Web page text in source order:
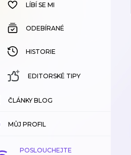
HISTORIE
LÍBÍ SE MI
ODEBÍRANÉ
HISTORIE
EDITORSKÉ TIPY
ČLÁNKY BLOG
MŮJ PROFIL
POSLOUCHEJTE